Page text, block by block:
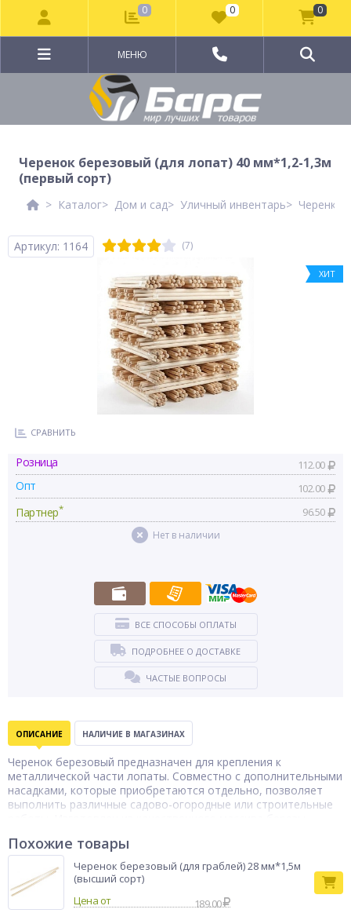
МЕНЮ
Черенок березовый (для лопат) 40 мм*1,2-1,3м
(первый сорт)
Каталог Дом и сад Уличный инвентарь Черенки
Артикул: 1164 (7)
ХИТ
СРАВНИТЬ
Розница 112.00
Опт 102.00
Партнер* 96.50
Нет в наличии
ВСЕ СПОСОБЫ ОПЛАТЫ
ПОДРОБНЕЕ О ДОСТАВКЕ
ЧАСТЫЕ ВОПРОСЫ
ОПИСАНИЕ НАЛИЧИЕ В МАГАЗИНАХ
Черенок березовый предназначен для крепления к
металлической части лопаты. Совместно с дополнительными
насадками, которые приобретаются отдельно, позволяет
выполнить различные садово-огородные или строительные
позволяет крепко удерживать инструмент в руках,
обеспечивая комфортную работу.
Похожие товары
Черенок березовый (для граблей) 28 мм*1,5м
(высший сорт)
Цена от
189.00
0 0 0